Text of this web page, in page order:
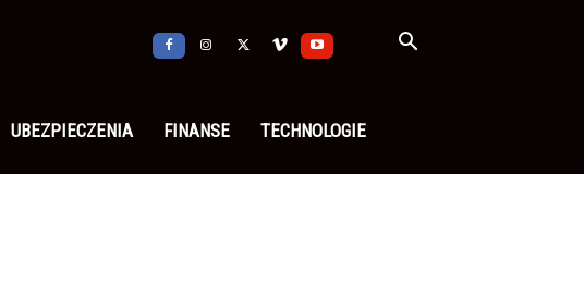
UBEZPIECZENIA FINANSE TECHNOLOGIE